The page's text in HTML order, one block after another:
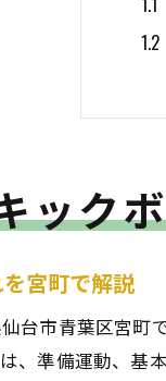
運
ック
宮町で解説
台市青葉区宮町
、準備運動、基